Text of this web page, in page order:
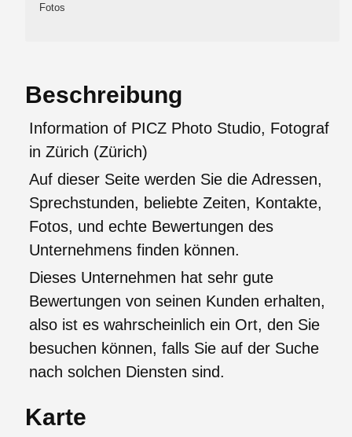
Fotos
Beschreibung
Information of PICZ Photo Studio, Fotograf
in Zürich (Zürich)
Auf dieser Seite werden Sie die Adressen,
Sprechstunden, beliebte Zeiten, Kontakte,
Fotos, und echte Bewertungen des
Unternehmens finden können.
Dieses Unternehmen hat sehr gute
Bewertungen von seinen Kunden erhalten,
also ist es wahrscheinlich ein Ort, den Sie
besuchen können, falls Sie auf der Suche
nach solchen Diensten sind.
Karte